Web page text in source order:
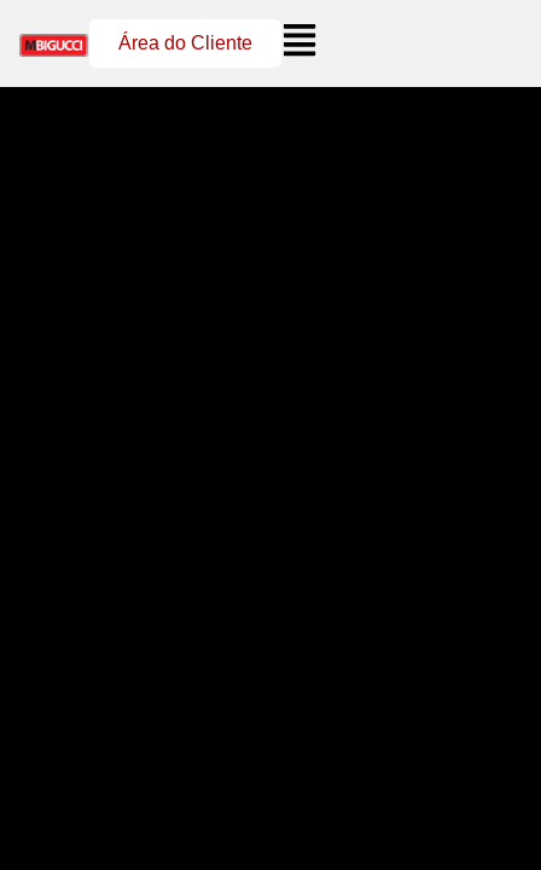
Área do Cliente